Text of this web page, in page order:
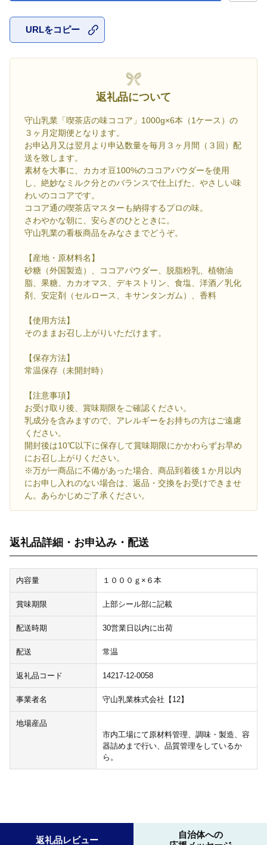
URLをコピー
返礼品について
守山乳業「喫茶店の味ココア」1000g×6本（1ケース）の
３ヶ月定期便となります。
お申込月又は翌月より申込数量を毎月３ヶ月間（３回）配
送を致します。
素材を大事に、カカオ豆100%のココアパウダーを使用
し、絶妙なミルク分とのバランスで仕上げた、やさしい味
わいのココアです。
ココア通の喫茶店マスターも納得するプロの味。
さわやかな朝に、安らぎのひとときに。
守山乳業の看板商品をみなさまでどうぞ。
【産地・原材料名】
砂糖（外国製造）、ココアパウダー、脱脂粉乳、植物油
脂、果糖、カカオマス、デキストリン、食塩、洋酒／乳化
剤、安定剤（セルロース、キサンタンガム）、香料
【使用方法】
そのままお召し上がりいただけます。
【保存方法】
常温保存（未開封時）
【注意事項】
お受け取り後、賞味期限をご確認ください。
乳成分を含みますので、アレルギーをお持ちの方はご遠慮
ください。
開封後は10℃以下に保存して賞味期限にかかわらずお早め
にお召し上がりください。
※万が一商品に不備があった場合、商品到着後１か月以内
にお申し入れのない場合は、返品・交換をお受けできませ
ん。あらかじめご了承ください。
返礼品詳細・お申込み・配送
内容量 １０００ｇ×６本
賞味期限 上部シール部に記載
配送時期 30営業日以内に出荷
配送 常温
返礼品コード 14217-12-0058
事業者名 守山乳業株式会社【12】
地場産品
市内工場にて原材料管理、調味・製造、容
器詰めまで行い、品質管理をしているか
ら。
返礼品レビュー
自治体への